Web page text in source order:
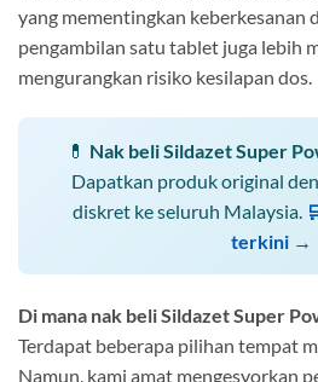
yang mementingkan keberkesanan
pengambilan satu tablet juga lebih
mengurangkan risiko kesilapan dos.
💊 Nak beli Sildazet Super
Dapatkan produk original
diskret ke seluruh Malaysia.
terkini →
Di mana nak beli Sildazet Super
Terdapat beberapa pilihan tempat
Namun, kami amat mengesyorkan